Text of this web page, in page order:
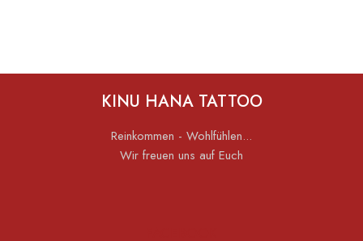
KINU HANA TATTOO
Reinkommen - Wohlfühlen...
Wir freuen uns auf Euch